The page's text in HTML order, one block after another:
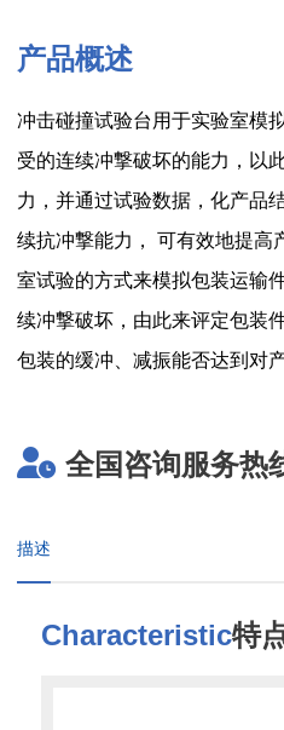
产品概述
冲击碰撞试验台用于实验室模
受的连续冲撃破坏的能力，以
力，并通过试验数据，化产品
续抗冲撃能力， 可有效地提高
室试验的方式来模拟包装运输
续冲撃破坏，由此来评定包装
包装的缓冲、减振能否达到对
全国咨询服务热
描述
Characteristic特